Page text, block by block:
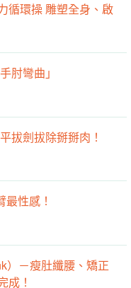
循環操 雕塑全身、啟
肘彎曲」
拔劍拔除掰掰肉！
性感！
）－瘦肚纖腰、矯正
成！